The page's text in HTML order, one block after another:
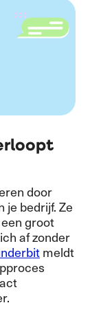
door
je bedrijf. Ze
groot
af zonder
meldt